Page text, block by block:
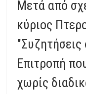
Μετά από
κύριος
"Συζητήσεις
Επιτροπή
χωρίς